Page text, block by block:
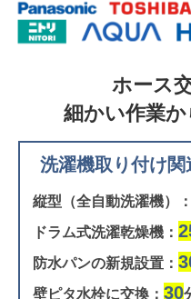
ホース
細かい作業
洗濯機取り付け関
縦型（全自動洗濯機）：
ドラム式洗濯乾燥機：
防水パンの新規設置：
壁ピタ水栓に交換： 30